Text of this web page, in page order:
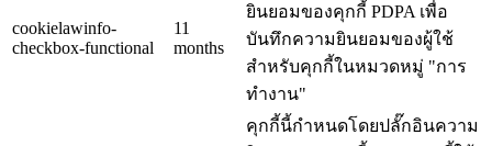
cookielawinfo-
checkbox-functional
11
months
ยินยอมของคุกกี้ PDPA เพื่อ
บันทึกความยินยอมของผู้ใช้
สำหรับคุกกี้ในหมวดหมู่ "การ
ทำงาน"
คุกกี้นี้กำหนดโดยปลั๊กอินความ